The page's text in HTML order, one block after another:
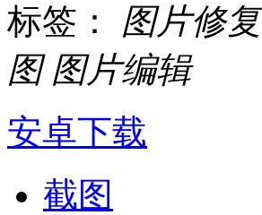
标签： 图片修复
图 图片编辑
安卓下载
截图